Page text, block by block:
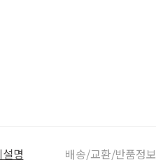
명 배송/교환/반품정보